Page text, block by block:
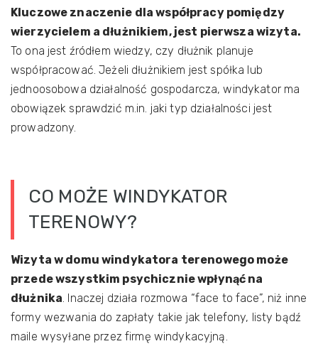
Kluczowe znaczenie dla współpracy pomiędzy
wierzycielem a dłużnikiem, jest pierwsza wizyta.
To ona jest źródłem wiedzy, czy dłużnik planuje
współpracować. Jeżeli dłużnikiem jest spółka lub
jednoosobowa działalność gospodarcza, windykator ma
obowiązek sprawdzić m.in. jaki typ działalności jest
prowadzony.
CO MOŻE WINDYKATOR
TERENOWY?
Wizyta w domu windykatora terenowego może
przede wszystkim psychicznie wpłynąć na
dłużnika. Inaczej działa rozmowa “face to face”, niż inne
formy wezwania do zapłaty takie jak telefony, listy bądź
maile wysyłane przez firmę windykacyjną.